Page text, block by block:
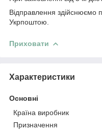
Відправлення здійснюємо
Укрпоштою.
Приховати
Характеристики
Основні
Країна виробник
Призначення